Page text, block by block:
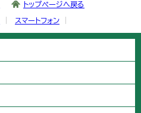
トップページへ戻る
スマートフォン